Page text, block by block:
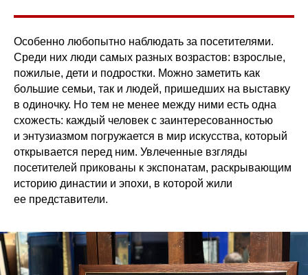
Особенно любопытно наблюдать за посетителями.
Среди них люди самых разных возрастов: взрослые,
пожилые, дети и подростки. Можно заметить как
большие семьи, так и людей, пришедших на выставку
в одиночку. Но тем не менее между ними есть одна
схожесть: каждый человек с заинтересованностью
и энтузиазмом погружается в мир искусства, который
открывается перед ним. Увлеченные взгляды
посетителей прикованы к экспонатам, раскрывающим
историю династии и эпохи, в которой жили
ее представители.